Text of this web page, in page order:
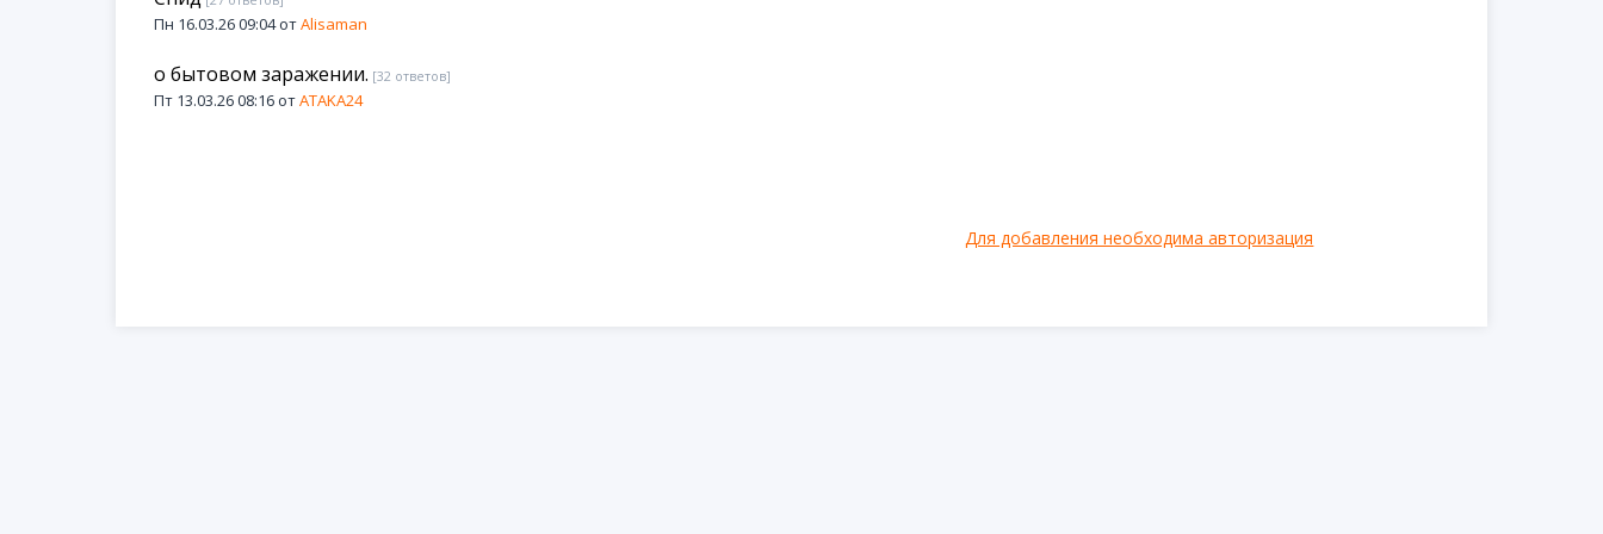
Пн 16.03.26 09:04 отAlisaman
о бытовом заражении. [32 ответов]
Пт 13.03.26 08:16 отATAKA24
Для добавления необходима авторизация